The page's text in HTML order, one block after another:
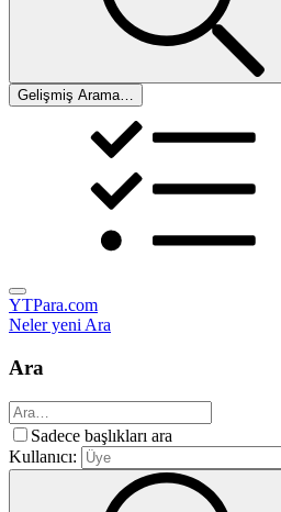
Gelişmiş Arama…
YTPara.com
Neler yeniAra
Ara
Sadece başlıkları ara
Kullanıcı: